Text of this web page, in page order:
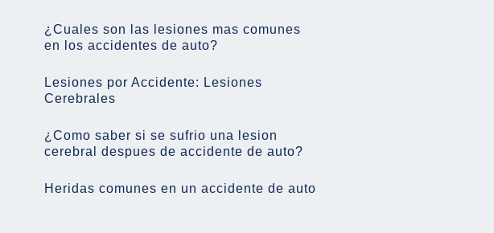
¿Cuales son las lesiones mas comunes
en los accidentes de auto?
Lesiones por Accidente: Lesiones
Cerebrales
¿Como saber si se sufrio una lesion
cerebral despues de accidente de auto?
Heridas comunes en un accidente de auto